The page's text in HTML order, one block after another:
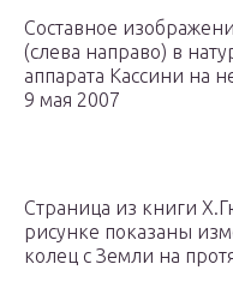
Составное
(слева направо) в
аппарата Кассини на
9 мая 2007
Страница из книги
рисунке показаны
колец с Земли на